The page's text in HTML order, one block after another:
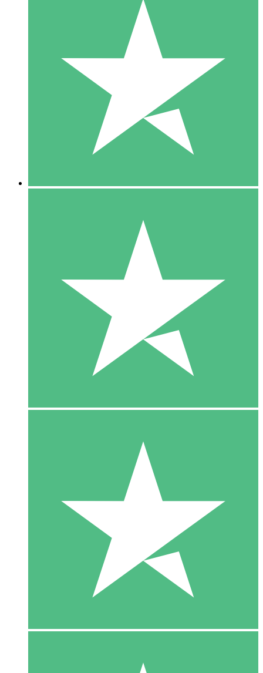
Individuella Kreditpaket
Betala per användning med nedladdningskrediter. Inget
1 Nedladdningar
10 00
10 Nedladdningar
20 00